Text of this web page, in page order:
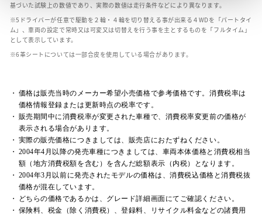
基づいた試験上の数値であり、実際の数値は走行条件などにより異なります。
ドライバーが任意で駆動を２輪・４輪を切り替える事が出来る４WDを「パートタイ
ム」、車両の設定で常時又は可変又は切替えを行う事を主とするものを「フルタイム」
として表示しています。
革シートについては一部合皮を使用している場合があります。
価格は販売当時のメーカー希望小売価格で参考価格です。消費税率は
価格情報登録または更新時点の税率です。
販売期間中に消費税率が変更された車種で、消費税率変更前の価格が
表示される場合があります。
実際の販売価格につきましては、販売店におたずねください。
2004年4月以降の発売車種につきましては、車両本体価格と消費税相当
額（地方消費税額を含む）を含んだ総額表示（内税）となります。
2004年3月以前に発売されたモデルの価格は、消費税込価格と消費税抜
価格が混在しています。
どちらの価格であるかは、グレード詳細画面にてご確認ください。
保険料、税金（除く消費税）、登録料、リサイクル料金などの諸費用